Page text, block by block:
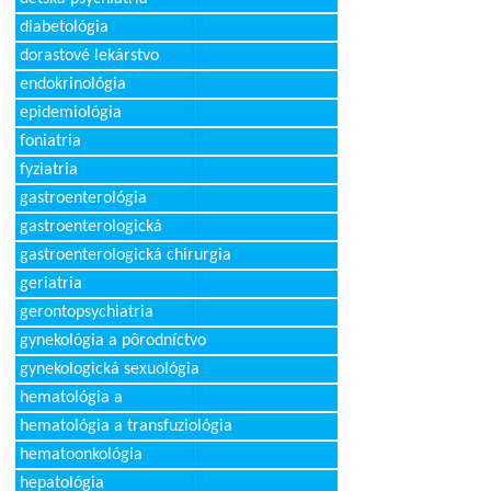
diabetológia
dorastové lekárstvo
endokrinológia
epidemiológia
foniatria
fyziatria
gastroenterológia
gastroenterologická
gastroenterologická chirurgia
geriatria
gerontopsychiatria
gynekológia a pôrodníctvo
gynekologická sexuológia
hematológia a
hematológia a transfuziológia
hematoonkológia
hepatológia